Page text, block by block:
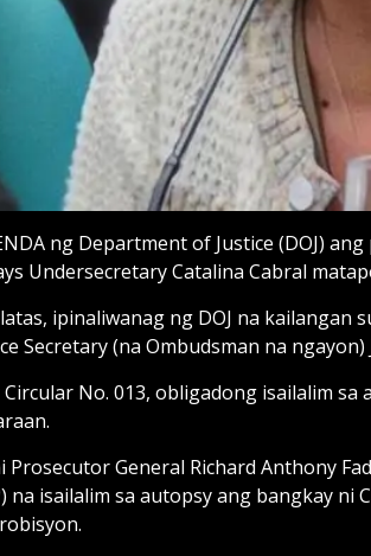
ng Department of Justice (DOJ)
Undersecretary Catalina Cabral
ipinaliwanag ng DOJ na
Secretary (na Ombudsman na ngayon)
Circular No. 013, obligadong isailalim
Prosecutor General Richard Anthony
na isailalim sa autopsy ang bangkay